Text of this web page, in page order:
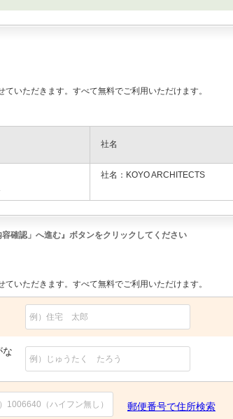
いただきます。すべて無料でご利用いただけます。
社名
社名：KOYO ARCHITECTS
確認」へ進む』ボタンをクリックしてください
いただきます。すべて無料でご利用いただけます。
な
郵便番号で住所検索